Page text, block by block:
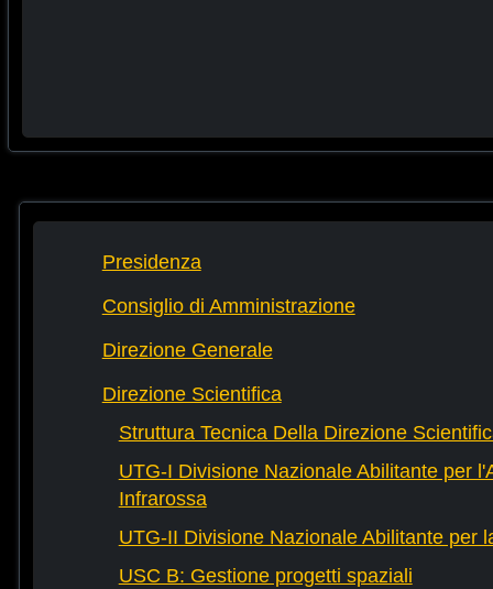
Presidenza
Consiglio di Amministrazione
Direzione Generale
Direzione Scientifica
Struttura Tecnica Della Direzione
UTG-I Divisione Nazionale Abilitante per
Infrarossa
UTG-II Divisione Nazionale Abilitante per
USC B: Gestione progetti spaziali